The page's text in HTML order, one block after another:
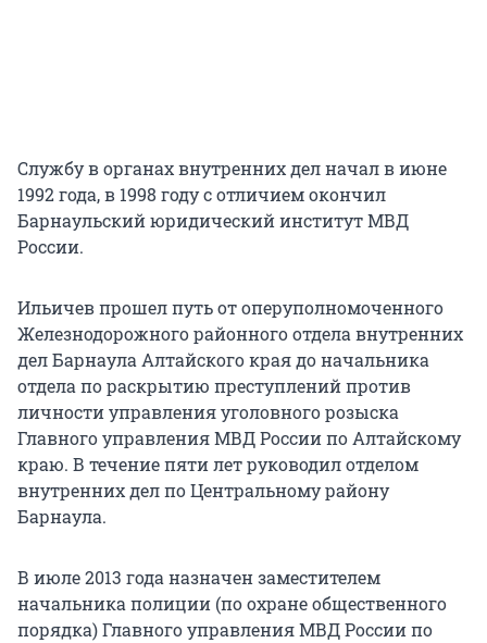
Службу в органах внутренних дел начал в июне
1992 года, в 1998 году с отличием окончил
Барнаульский юридический институт МВД
России.
Ильичев прошел путь от оперуполномоченного
Железнодорожного районного отдела внутренних
дел Барнаула Алтайского края до начальника
отдела по раскрытию преступлений против
личности управления уголовного розыска
Главного управления МВД России по Алтайскому
краю. В течение пяти лет руководил отделом
внутренних дел по Центральному району
Барнаула.
В июле 2013 года назначен заместителем
начальника полиции (по охране общественного
порядка) Главного управления МВД России по